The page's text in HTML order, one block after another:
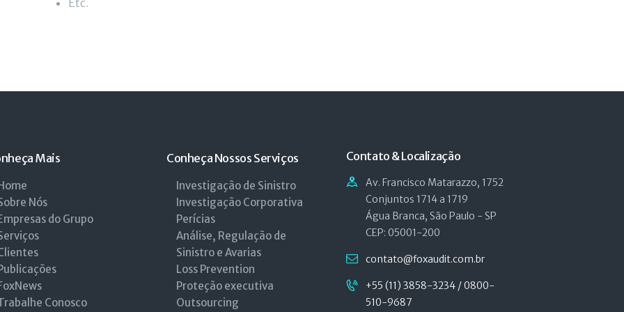
Mais
Nós
do Grupo
Conosco
Conheça Nossos Serviços
Investigação de Sinistro
Investigação Corporativa
Perícias
Análise, Regulação de
Sinistro e Avarias
Loss Prevention
Proteção executiva
Outsourcing
Contato & Localização
Av. Francisco Matarazzo, 1752
Conjuntos 1714 a 1719
Água Branca, São Paulo - SP
CEP: 05001-200
contato@foxaudit.com.br
+55 (11) 3858-3234 / 0800-
510-9687